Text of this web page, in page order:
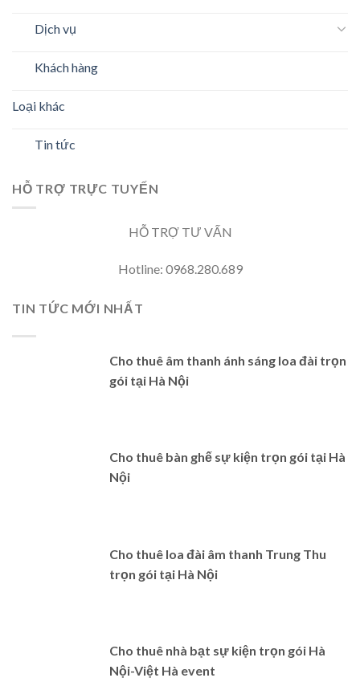
Dịch vụ
Khách hàng
Loại khác
Tin tức
HỖ TRỢ TRỰC TUYẾN
HỖ TRỢ TƯ VẤN
Hotline: 0968.280.689
TIN TỨC MỚI NHẤT
Cho thuê âm thanh ánh sáng loa đài trọn
gói tại Hà Nội
Cho thuê bàn ghế sự kiện trọn gói tại Hà
Nội
Cho thuê loa đài âm thanh Trung Thu
trọn gói tại Hà Nội
Cho thuê nhà bạt sự kiện trọn gói Hà
Nội-Việt Hà event